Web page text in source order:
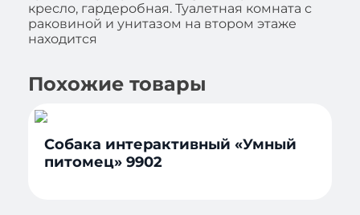
кресло, гардеробная. Туалетная комната с
раковиной и унитазом на втором этаже
находится
Похожие товары
Собака интерактивный «Умный
питомец» 9902